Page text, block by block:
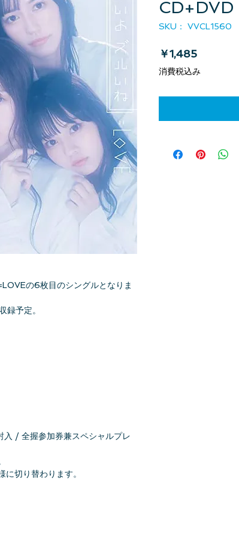
の6枚目のシングルとなりま
録予定。
入 / 全握参加券兼スペシャルプレ
切り替わります。
CD+DVD
SKU： VVCL1560
￥1,485価格
消費税込み